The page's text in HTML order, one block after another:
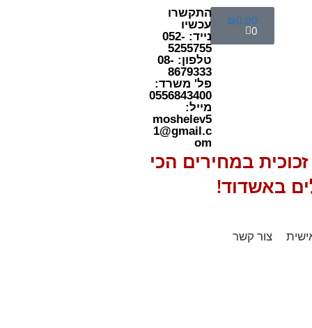
₪0.00
0
התקשרו
עכשיו
נייד: 052-
5255755
טלפון: 08-
8679333
פל' משרד:
0556843400
מייל:
moshelev5
1@gmail.c
om
במחירים הכי
באשדוד!
צור קשר